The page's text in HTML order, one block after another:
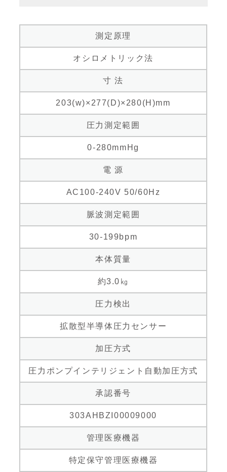
測定原理
オシロメトリック法
寸 法
203(w)×277(D)×280(H)mm
圧力測定範囲
0-280mmHg
電 源
AC100-240V 50/60Hz
脈波測定範囲
30-199bpm
本体質量
約3.0㎏
圧力検出
拡散型半導体圧力センサー
加圧方式
圧力ポンプインテリジェント自動加圧方式
承認番号
303AHBZI00009000
管理医療機器
特定保守管理医療機器